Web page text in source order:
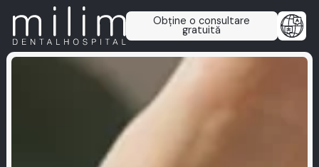
Obține o consultare
gratuită